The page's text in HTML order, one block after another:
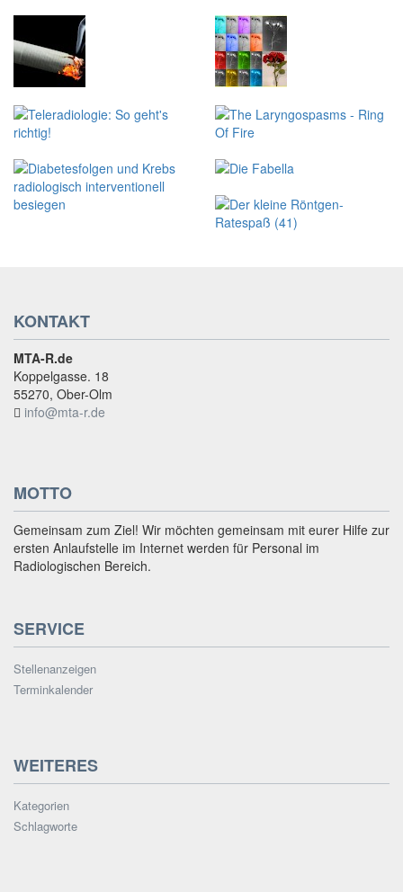
KONTAKT
MTA-R.de
Koppelgasse. 18
55270, Ober-Olm
info@mta-r.de
MOTTO
Gemeinsam zum Ziel! Wir möchten gemeinsam mit eurer Hilfe zur
ersten Anlaufstelle im Internet werden für Personal im
Radiologischen Bereich.
SERVICE
Stellenanzeigen
Terminkalender
WEITERES
Kategorien
Schlagworte